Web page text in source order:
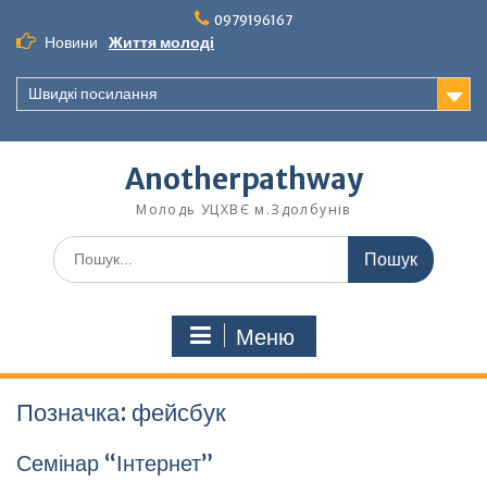
до
вмісту
0979196167
Новини Життя молоді
Швидкі посилання
Anotherpathway
Молодь УЦХВЄ м.Здолбунів
Шукати:
Меню
Позначка: фейсбук
Семінар “Інтернет”